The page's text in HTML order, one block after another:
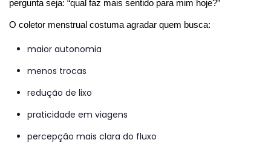
pergunta seja: “qual faz mais sentido para mim hoje?”
O coletor menstrual costuma agradar quem busca:
maior autonomia
menos trocas
redução de lixo
praticidade em viagens
percepção mais clara do fluxo